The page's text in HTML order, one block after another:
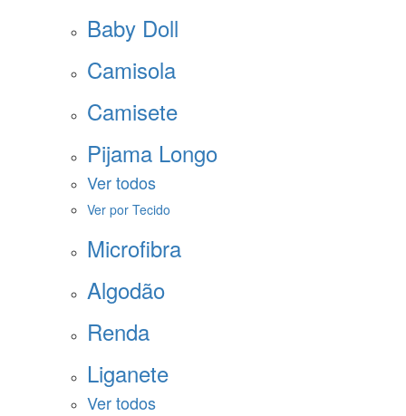
Baby Doll
Camisola
Camisete
Pijama Longo
Ver todos
Ver por Tecido
Microfibra
Algodão
Renda
Liganete
Ver todos